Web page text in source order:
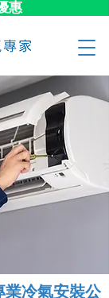
惠
業冷氣安裝公